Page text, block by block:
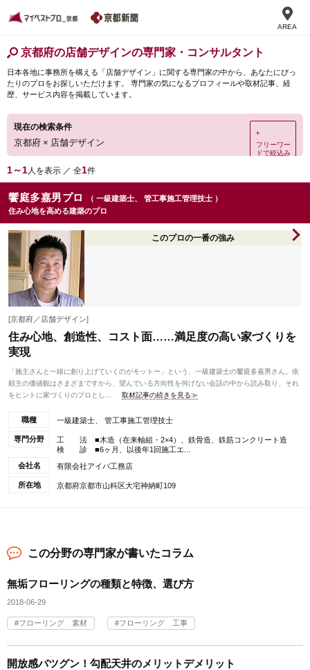
AREA
京都府の店舗デザインの専門家・コンサルタント
日本各地に事務所を構える「店舗デザイン」に関する専門家の中から、あなたにぴっ
たりのプロをお探しいただけます。 専門家の気になるプロフィールや取材記事、経
歴、サービス内容を掲載しています。
現在の検索条件
京都府 × 店舗デザイン
＋
フリーワー
ドで絞込み
1～1人を表示 ／ 全1件
饗庭多嘉男プロ
（ 一級建築士、 管工事施工管理技士 ）
住み心地を高める建築のプロ
このプロの一番の強み
[京都府／店舗デザイン]
住み心地、創造性、コスト面……満足度の高い家づくりを
実現
「施主さんと一緒に創り上げていくのがモットー」という、一級建築士の饗庭多嘉男さん。依
頼主の価値観はさまざまですから、望んでいる方向性を何げない会話の中から読み取り、それ
をヒントに家づくりのプロとし...
取材記事の続きを見る≫
職種 一級建築士、 管工事施工管理技士
専門分野
工 法 ■木造（在来軸組・2×4）、鉄骨造、鉄筋コンクリート造
検 診 ■6ヶ月、以後年1回施工エ...
会社名
有限会社アイバ工務店
所在地 京都府京都市山科区大宅神納町109
この分野の専門家が書いたコラム
無垢フローリングの種類と特徴、選び方
2018-06-29
フローリング 素材 フローリング 工事
開放感バツグン！勾配天井のメリットデメリット